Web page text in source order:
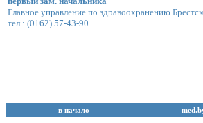
Главное управление по здравоохранению
тел.: (0162) 57-43-90
в начало